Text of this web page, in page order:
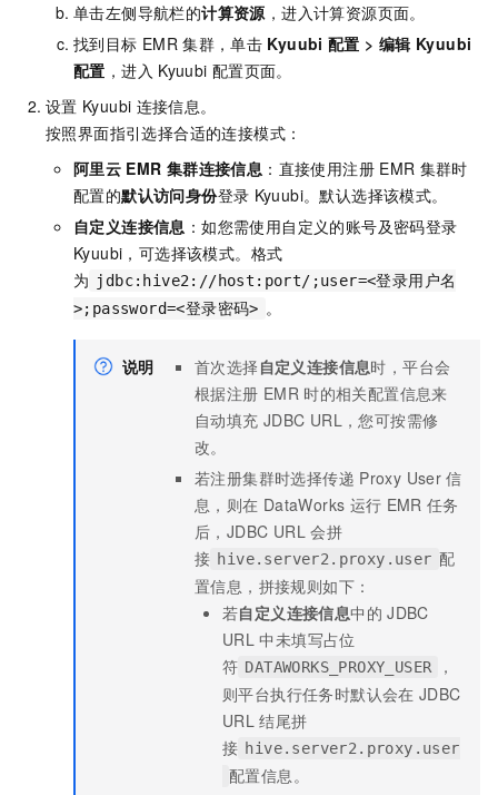
单击左侧导航栏的计算资源，进入计算资源页面。
找到目标 EMR 集群，单击 Kyuubi 配置 > 编辑 Kyuubi
配置 ，进入 Kyuubi 配置页面。
设置 Kyuubi 连接信息。
按照界面指引选择合适的连接模式：
阿里云 EMR 集群连接信息 ：直接使用注册 EMR 集群时
配置的默认访问身份登录 Kyuubi。默认选择该模式。
自定义连接信息 ：如您需使用自定义的账号及密码登录
Kyuubi，可选择该模式。格式
为 jdbc:hive2://host:port/;user=<登录用户名
>;password=<登录密码> 。
说明 首次选择 自定义连接信息时，平台会
根据注册 EMR 时的相关配置信息来
自动填充 JDBC URL，您可按需修
改。
若注册集群时选择传递 Proxy User 信
息，则在 DataWorks 运行 EMR 任务
后，JDBC URL 会拼
接 hive.server2.proxy.user 配
置信息，拼接规则如下：
若自定义连接信息中的 JDBC
URL 中未填写占位
符 DATAWORKS_PROXY_USER
，
则平台执行任务时默认会在 JDBC
URL 结尾拼
接 hive.server2.proxy.user
配置信息。